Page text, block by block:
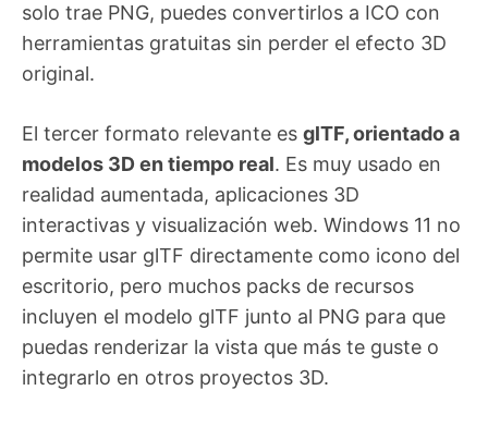
solo trae PNG, puedes convertirlos a ICO con
herramientas gratuitas sin perder el efecto 3D
original.
El tercer formato relevante es glTF, orientado a
modelos 3D en tiempo real. Es muy usado en
realidad aumentada, aplicaciones 3D
interactivas y visualización web. Windows 11 no
permite usar glTF directamente como icono del
escritorio, pero muchos packs de recursos
incluyen el modelo glTF junto al PNG para que
puedas renderizar la vista que más te guste o
integrarlo en otros proyectos 3D.